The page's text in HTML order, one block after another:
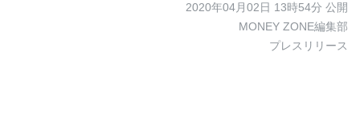
2020年04月02日 13時54分 公開
MONEY ZONE編集部
プレスリリース